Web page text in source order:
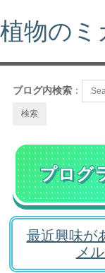
植物のミ
ブログ内検索 ：
プログ
最近興味が
メ